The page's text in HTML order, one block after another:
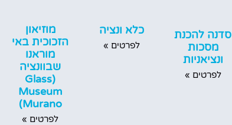
סדנה להכנת
מסכות
ונציאניות
לפרטים »
כלא ונציה
לפרטים »
מוזיאון
הזכוכית באי
מוראנו
שבוונציה
(Glass
Museum
Murano)
לפרטים »